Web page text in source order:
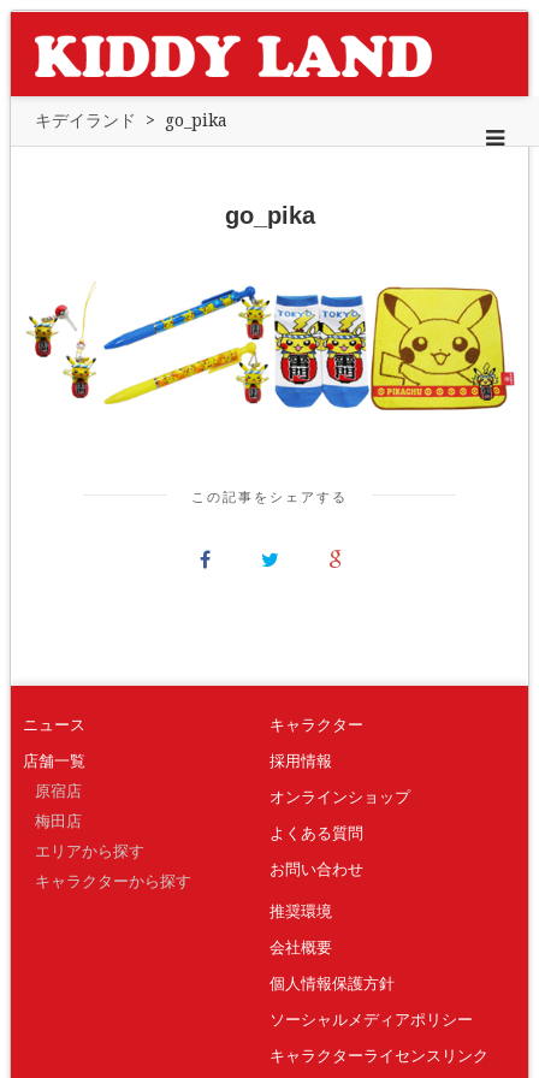
キデイランド > go_pika
go_pika
この記事をシェアする
ニュース
店舗一覧
原宿店
梅田店
エリアから探す
キャラクターから探す
キャラクター
採用情報
オンラインショップ
よくある質問
お問い合わせ
推奨環境
会社概要
個人情報保護方針
ソーシャルメディアポリシー
キャラクターライセンスリンク